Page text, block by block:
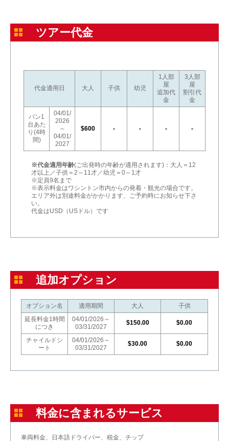
ツアー代金
代金適用日 大人 子供 幼児
1人部
屋
追加代
金
3人部
屋
割引代
金
バン1
台あた
り(4時
間)
04/01/
2026
～
04/01/
2027
$600 - - - -
※代金適用年齢(ご出発時の年齢が適用されます)：大人＝12
才以上／子供＝2～11才／幼児＝0～1才
※定員9名まで
※表示料金はワシントン市内からの発着・観光の場合です。
エリア外は別途料金がかかります、ご予約時にお知らせ下さ
い。
代金はUSD（USドル）です
追加オプション
オプション名 適用期間 大人
子供
延長料金1時間
につき
04/01/2026～
03/31/2027
$150.00 $0.00
チャイルドシ
ート
04/01/2026～
03/31/2027
$30.00 $0.00
料金に含まれるサービス
車両料金、日本語ドライバー、税金、チップ